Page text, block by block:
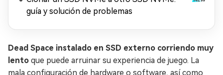
guía y solución de problemas
Dead Space instalado en SSD externo corriendo muy
lento que puede arruinar su experiencia de juego. La
mala configuración de hardware o software, así como